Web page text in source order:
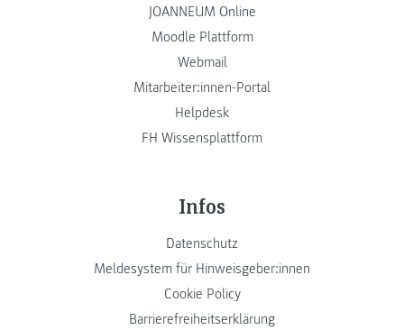
JOANNEUM Online
Moodle Plattform
Webmail
Mitarbeiter:innen-Portal
Helpdesk
FH Wissensplattform
Infos
Datenschutz
Meldesystem für Hinweisgeber:innen
Cookie Policy
Barrierefreiheitserklärung